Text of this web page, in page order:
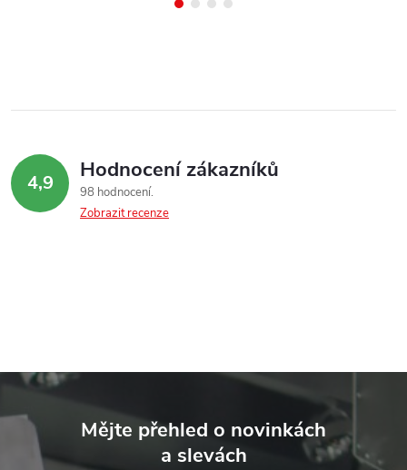
4,9 Hodnocení zákazníků
98 hodnocení
Zobrazit recenze
á
Mějte přehled o novinkách
a slevách